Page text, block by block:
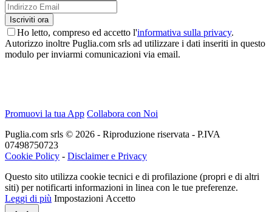
Ho letto, compreso ed accetto l'informativa sulla privacy.
Autorizzo inoltre Puglia.com srls ad utilizzare i dati inseriti in questo
modulo per inviarmi comunicazioni via email.
Promuovi la tua App Collabora con Noi
Puglia.com srls © 2026 - Riproduzione riservata - P.IVA
07498750723
Cookie Policy - Disclaimer e Privacy
Questo sito utilizza cookie tecnici e di profilazione (propri e di altri
siti) per notificarti informazioni in linea con le tue preferenze.
Leggi di più Impostazioni Accetto